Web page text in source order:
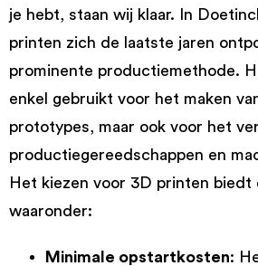
je hebt, staan wij klaar. In
printen zich de laatste jaren
prominente productiemethode.
enkel gebruikt voor het maken
prototypes, maar ook voor het
productiegereedschappen en
Het kiezen voor 3D printen biedt
waaronder:
Minimale opstartkosten: